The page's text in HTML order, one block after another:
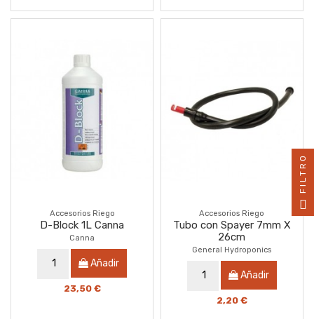
Accesorios Riego
D-Block 1L Canna
Canna
Añadir
23,50 €
Accesorios Riego
Tubo con Spayer 7mm X
26cm
General Hydroponics
Añadir
2,20 €
FILTRO